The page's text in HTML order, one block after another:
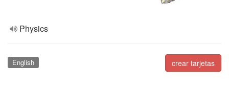
Physics
crear tarjetas
English